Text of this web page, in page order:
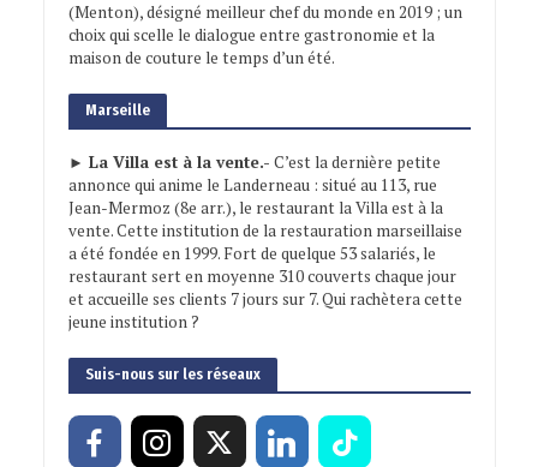
(Menton), désigné meilleur chef du monde en 2019 ; un
choix qui scelle le dialogue entre gastronomie et la
maison de couture le temps d’un été.
Marseille
► La Villa est à la vente.- C’est la dernière petite
annonce qui anime le Landerneau : situé au 113, rue
Jean-Mermoz (8e arr.), le restaurant la Villa est à la
vente. Cette institution de la restauration marseillaise
a été fondée en 1999. Fort de quelque 53 salariés, le
restaurant sert en moyenne 310 couverts chaque jour
et accueille ses clients 7 jours sur 7. Qui rachètera cette
jeune institution ?
Suis-nous sur les réseaux